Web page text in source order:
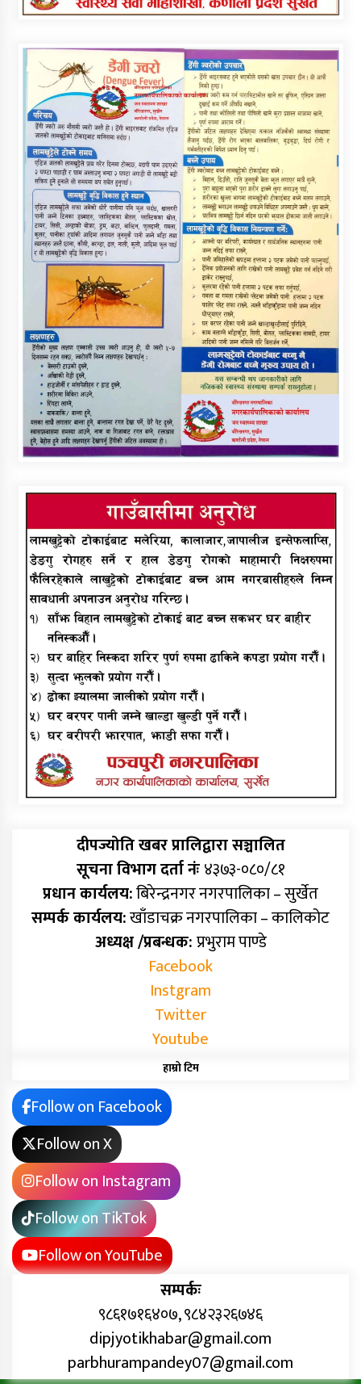
दीपज्योति खबर प्रालिद्वारा सञ्चालित
सूचना विभाग दर्ता नंः४३७३-०८०/८१
प्रधान कार्यलय:बिरेन्द्रनगर नगरपालिका – सुर्खेत
सम्पर्क कार्यलय:खाँडाचक्र नगरपालिका – कालिकोट
अध्यक्ष /प्रबन्धक:प्रभुराम पाण्डे
Facebook
Instgram
Twitter
Youtube
हाम्रो टिम
Follow on Facebook
Follow on X
Follow on Instagram
Follow on TikTok
Follow on YouTube
सम्पर्कः
९८६१७१६४०७, ९८४२३२६७४६
dipjyotikhabar@gmail.com
parbhurampandey07@gmail.com